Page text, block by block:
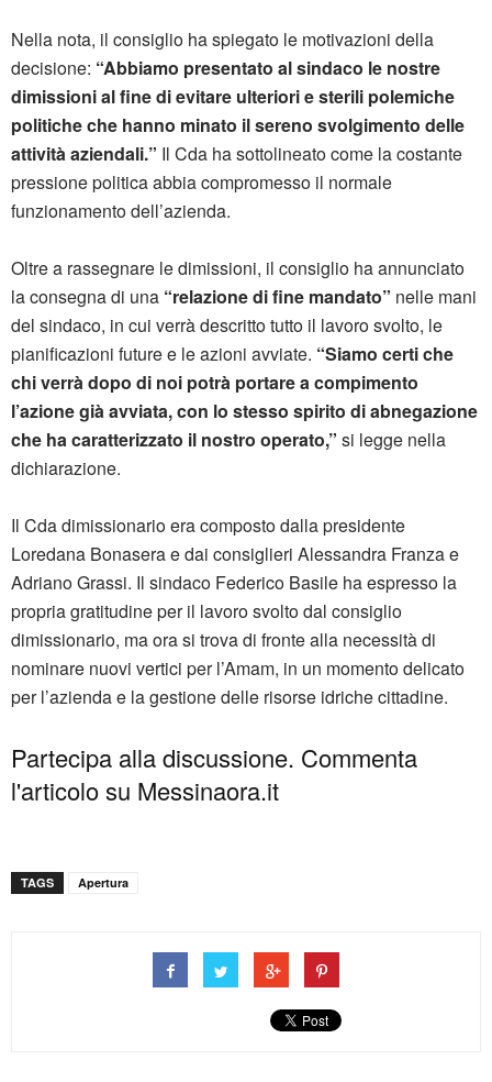
Nella nota, il consiglio ha spiegato le motivazioni della
decisione: “Abbiamo presentato al sindaco le nostre
dimissioni al fine di evitare ulteriori e sterili polemiche
politiche che hanno minato il sereno svolgimento delle
attività aziendali.” Il Cda ha sottolineato come la costante
pressione politica abbia compromesso il normale
funzionamento dell’azienda.
Oltre a rassegnare le dimissioni, il consiglio ha annunciato
la consegna di una “relazione di fine mandato” nelle mani
del sindaco, in cui verrà descritto tutto il lavoro svolto, le
pianificazioni future e le azioni avviate. “Siamo certi che
chi verrà dopo di noi potrà portare a compimento
l’azione già avviata, con lo stesso spirito di abnegazione
che ha caratterizzato il nostro operato,” si legge nella
dichiarazione.
Il Cda dimissionario era composto dalla presidente
Loredana Bonasera e dai consiglieri Alessandra Franza e
Adriano Grassi. Il sindaco Federico Basile ha espresso la
propria gratitudine per il lavoro svolto dal consiglio
dimissionario, ma ora si trova di fronte alla necessità di
nominare nuovi vertici per l’Amam, in un momento delicato
per l’azienda e la gestione delle risorse idriche cittadine.
Partecipa alla discussione. Commenta
l'articolo su Messinaora.it
TAGS Apertura